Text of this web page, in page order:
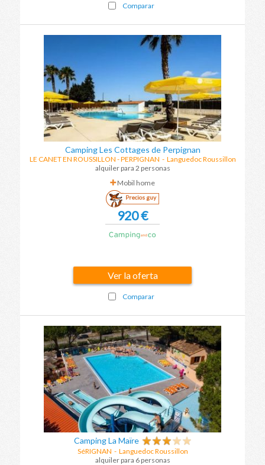
Comparar
Camping Les Cottages de Perpignan
LE CANET EN ROUSSILLON - PERPIGNAN - Languedoc Roussillon
alquiler para 2 personas
Mobil home
Precios guy
920 €
Ver la oferta
Comparar
Camping La Maïre
SéRIGNAN - Languedoc Roussillon
alquiler para 6 personas